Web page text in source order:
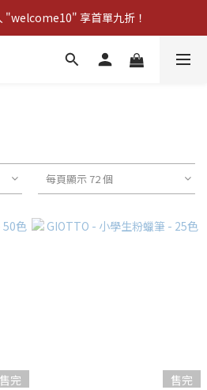
"welcome10" 享首單九折！
"welcome10" 享首單九折！
特典 · 全品項買一送一
每頁顯示 72 個
售完
售完